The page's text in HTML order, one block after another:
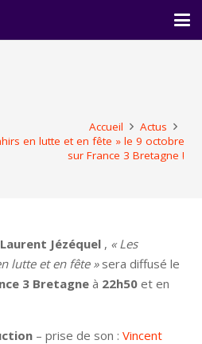
Accueil
Actus
en lutte et en fête » le 9 octobre
sur France 3 Bretagne !
Laurent Jézéquel, « Les
lutte et en fête »sera diffusé le
3 Bretagneà 22h50et en
– prise de son : Vincent